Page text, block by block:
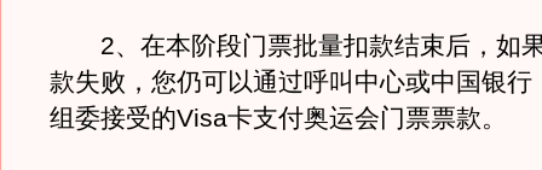
2、在本阶段门票批量扣款结束后，如
款失败，您仍可以通过呼叫中心或中国银行
组委接受的Visa卡支付奥运会门票票款。